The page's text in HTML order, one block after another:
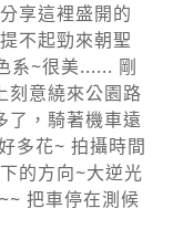
享這裡盛開的
不起勁來朝聖
系~很美...... 剛
刻意繞來公園路
了，騎著機車遠
多花~ 拍攝時間
的方向~大逆光
把車停在測候